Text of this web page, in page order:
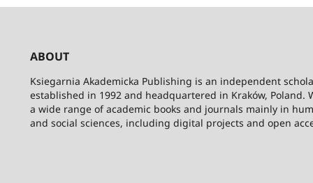
ABOUT
Ksiegarnia Akademicka Publishing is an independent
established in 1992 and headquartered in Kraków, Poland.
a wide range of academic books and journals mainly in
and social sciences, including digital projects and open